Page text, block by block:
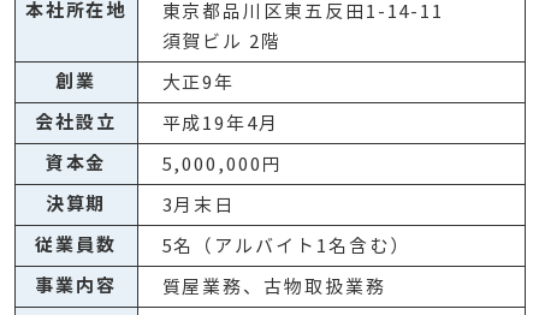
本社所在地
東京都品川区東五反田1-14-11
須賀ビル 2階
創業
大正9年
会社設立
平成19年4月
資本金
5,000,000円
決算期
3月末日
従業員数
5名（アルバイト1名含む）
事業内容
質屋業務、古物取扱業務